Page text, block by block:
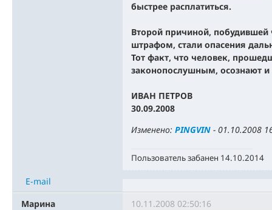
быстрее расплатиться.
Второй причиной,
штрафом, стали опасения
Тот факт, что человек,
законопослушным, осознают
ИВАН ПЕТРОВ
30.09.2008
Изменено: PINGVIN - 01.10.2008
Пользователь забанен 14.10.2014
E-mail
Марина
10.11.2008 02:50:16